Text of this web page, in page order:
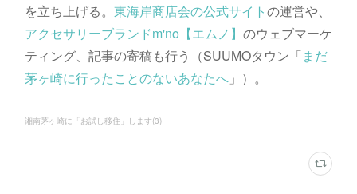
を立ち上げる。 東海岸商店会の公式サイトの運営や、
アクセサリーブランドm'no【エムノ】 のウェブマーケ
ティング、記事の寄稿も行う（SUUMOタウン「まだ
茅ヶ崎に行ったことのないあなたへ」）。
湘南茅ヶ崎に「お試し移住」します(3)